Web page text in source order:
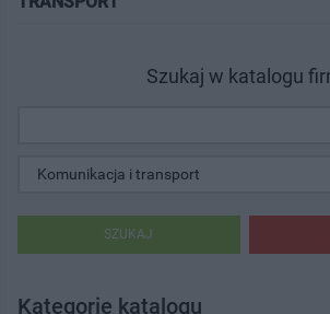
Szukaj w katalogu
SZUKAJ
Kategorie katalogu